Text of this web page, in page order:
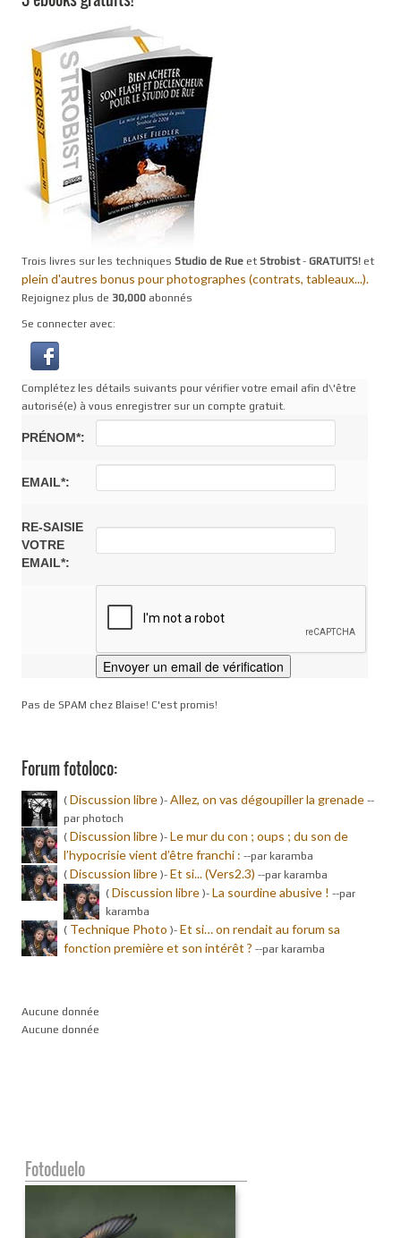
Trois livres sur les techniques Studio de Rue et Strobist- GRATUITS! et
plein d'autres bonus pour photographes (contrats, tableaux...).
Rejoignez plus de 30,000 abonnés
Se connecter avec:
Complétez les détails suivants pour vérifier votre email afin d\'être
autorisé(e) à vous enregistrer sur un compte gratuit.
PRÉNOM*:
EMAIL*:
RE-SAISIE
VOTRE
EMAIL*:
Pas de SPAM chez Blaise! C'est promis!
Forum fotoloco:
( Discussion libre )- Allez, on vas dégoupiller la grenade --
par photoch
( Discussion libre )- Le mur du con ; oups ; du son de
l’hypocrisie vient d’être franchi : --par karamba
( Discussion libre )- Et si... (Vers2.3) --par karamba
( Discussion libre )- La sourdine abusive ! --par
karamba
( Technique Photo )- Et si… on rendait au forum sa
fonction première et son intérêt ? --par karamba
Aucune donnée
Aucune donnée
Fotoduelo